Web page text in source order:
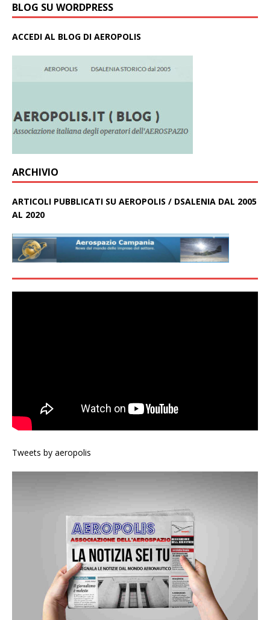
BLOG SU WORDPRESS
ACCEDI AL BLOG DI AEROPOLIS
ARCHIVIO
ARTICOLI PUBBLICATI SU AEROPOLIS / DSALENIA DAL 2005
AL 2020
Tweets by aeropolis